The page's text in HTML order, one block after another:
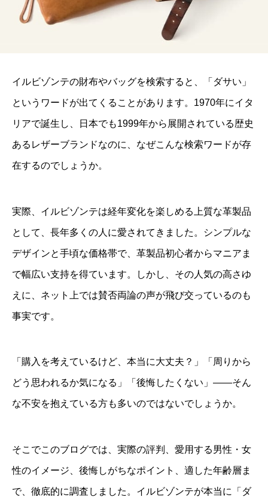
イルビゾンテの財布やバッグを検索すると、「ダサい」
というワードが出てくることがあります。1970年にイタ
リアで誕生し、日本でも1999年から展開されている歴史
あるレザーブランドなのに、なぜこんな検索ワードが存
在するのでしょうか。
実際、イルビゾンテは経年変化を楽しめる上質な革製品
として、長年多くの人に愛されてきました。シンプルな
デザインと手頃な価格帯で、革製品初心者からマニアま
で幅広い支持を得ています。しかし、その人気の高さゆ
えに、ネット上では賛否両論の声が飛び交っているのも
事実です。
「購入を考えているけど、本当に大丈夫？」「周りから
どう思われるか気になる」「後悔したくない」——そん
な不安を抱えている方も多いのではないでしょうか。
そこでこのブログでは、実際の評判、愛用する男性・女
性のイメージ、後悔しがちなポイント、適した年齢層ま
で、徹底的に調査しました。イルビゾンテが本当に「ダ